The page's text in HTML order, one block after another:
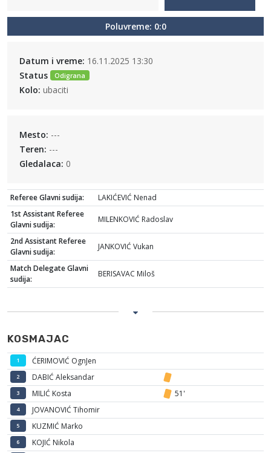
Poluvreme: 0:0
Datum i vreme: 16.11.2025 13:30
Status
Odigrana
Kolo: ubaciti
Mesto: ---
Teren: ---
Gledalaca: 0
Referee Glavni sudija:
LAKIĆEVIĆ Nenad
1st Assistant Referee
Glavni sudija:
MILENKOVIĆ Radoslav
2nd Assistant Referee
Glavni sudija:
JANKOVIĆ Vukan
Match Delegate Glavni
sudija:
BERISAVAC Miloš
KOSMAJAC
1 ĆERIMOVIĆ OgnJen
2 DABIĆ Aleksandar
3 MILIĆ Kosta 51'
4 JOVANOVIĆ Tihomir
5 KUZMIĆ Marko
6 KOJIĆ Nikola